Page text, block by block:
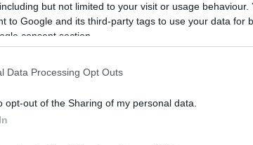
but not limited to your visit or usage behaviour.
to Google and its third-party tags to use your data for
consent section.
Data Processing Opt Outs
opt-out of the Sharing of my personal data.
έναρξη της διαχείρισης των ελληνικών
και η απάντηση είχε επεκταθεί τότε σε
Ούτε οι επιβάτες, ούτε τα αεροπλάνα,
κοκ», είχε πει. Πόσο μάλλον με την
έκτοτε, καταρρίπτοντας το ένα ρεκόρ μετά
αεροδρόμιο ικανοποιεί πλέον και τις
νότια Αλβανία. Κάτι που αναμένεται
λειτουργίας του αεροδρομίου του Αυλώνα το